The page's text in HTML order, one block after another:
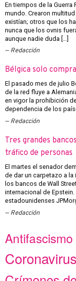
En tiempos de la Guerra
mundo. Crearon
existían; otros que los
nunca que los ovnis
aunque nadie duda […]
Redacción
Bélgica solo
El pasado mes de julio
de la red fluye a
en vigor la prohibición
dependencia de los
Redacción
Tres grandes
tráfico de personas
El martes el senador
de dar un carpetazo a
los bancos de Wall
internacional de
estadounidenses
Redacción
Antifascismo
Coronavirus